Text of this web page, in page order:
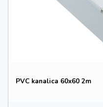
PVC kanalica 60x60 2m